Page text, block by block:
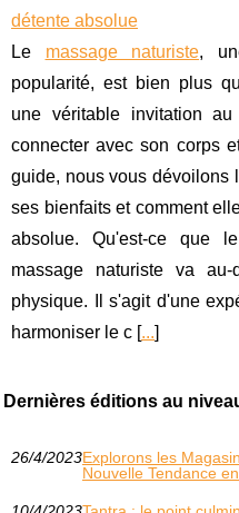
détente absolue
Le massage naturiste,
popularité, est bien plus
une véritable invitation
connecter avec son corps
guide, nous vous dévoilons
ses bienfaits et comment
absolue. Qu'est-ce que
massage naturiste va
physique. Il s'agit d'une
harmoniser le c [...]
Dernières éditions au
26/4/2023Explorons les
Nouvelle Tendance